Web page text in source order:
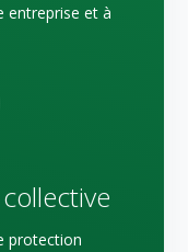
entreprise et à
protection